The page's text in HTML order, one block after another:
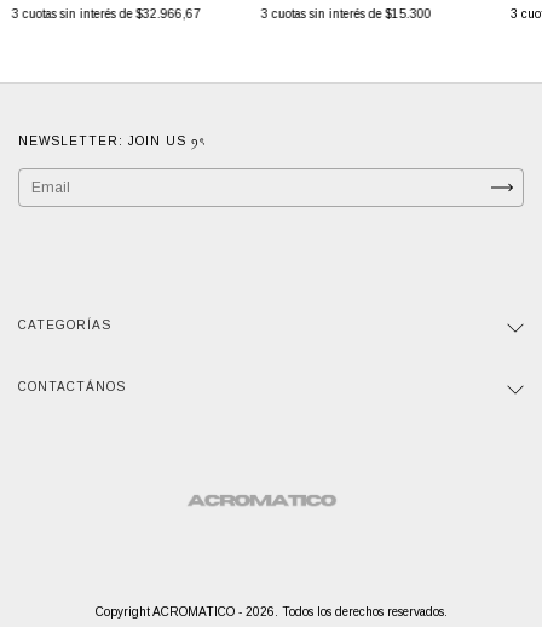
3 cuotas sin interés de$32.966,67
3 cuotas sin interés de$15.300
3
NEWSLETTER: JOIN US ꪆৎ
CATEGORÍAS
CONTACTÁNOS
Copyright ACROMATICO - 2026. Todos los derechos reservados.